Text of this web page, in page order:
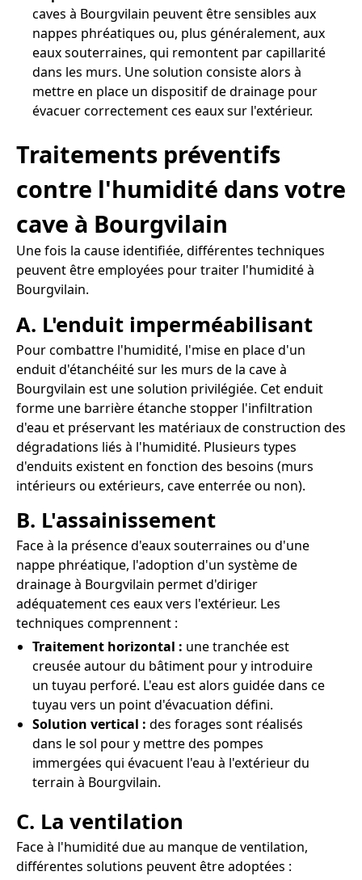
caves à Bourgvilain peuvent être sensibles aux
nappes phréatiques ou, plus généralement, aux
eaux souterraines, qui remontent par capillarité
dans les murs. Une solution consiste alors à
mettre en place un dispositif de drainage pour
évacuer correctement ces eaux sur l'extérieur.
Traitements préventifs
contre l'humidité dans votre
cave à Bourgvilain
Une fois la cause identifiée, différentes techniques
peuvent être employées pour traiter l'humidité à
Bourgvilain.
A. L'enduit imperméabilisant
Pour combattre l'humidité, l'mise en place d'un
enduit d'étanchéité sur les murs de la cave à
Bourgvilain est une solution privilégiée. Cet enduit
forme une barrière étanche stopper l'infiltration
d'eau et préservant les matériaux de construction des
dégradations liés à l'humidité. Plusieurs types
d'enduits existent en fonction des besoins (murs
intérieurs ou extérieurs, cave enterrée ou non).
B. L'assainissement
Face à la présence d'eaux souterraines ou d'une
nappe phréatique, l'adoption d'un système de
drainage à Bourgvilain permet d'diriger
adéquatement ces eaux vers l'extérieur. Les
techniques comprennent :
Traitement horizontal : une tranchée est
creusée autour du bâtiment pour y introduire
un tuyau perforé. L'eau est alors guidée dans ce
tuyau vers un point d'évacuation défini.
Solution vertical : des forages sont réalisés
dans le sol pour y mettre des pompes
immergées qui évacuent l'eau à l'extérieur du
terrain à Bourgvilain.
C. La ventilation
Face à l'humidité due au manque de ventilation,
différentes solutions peuvent être adoptées :